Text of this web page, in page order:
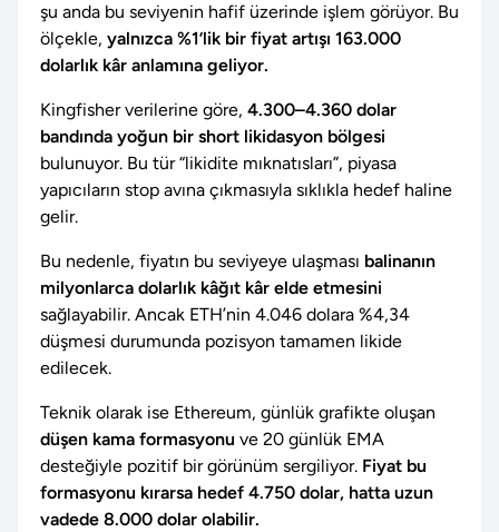
şu anda bu seviyenin hafif üzerinde işlem görüyor. Bu
ölçekle, yalnızca %1’lik bir fiyat artışı 163.000
dolarlık kâr anlamına geliyor.
Kingfisher verilerine göre, 4.300–4.360 dolar
bandında yoğun bir short likidasyon bölgesi
bulunuyor. Bu tür “likidite mıknatısları”, piyasa
yapıcıların stop avına çıkmasıyla sıklıkla hedef haline
gelir.
Bu nedenle, fiyatın bu seviyeye ulaşması balinanın
milyonlarca dolarlık kâğıt kâr elde etmesini
sağlayabilir. Ancak ETH’nin 4.046 dolara %4,34
düşmesi durumunda pozisyon tamamen likide
edilecek.
Teknik olarak ise Ethereum, günlük grafikte oluşan
düşen kama formasyonu ve 20 günlük EMA
desteğiyle pozitif bir görünüm sergiliyor. Fiyat bu
formasyonu kırarsa hedef 4.750 dolar, hatta uzun
vadede 8.000 dolar olabilir.